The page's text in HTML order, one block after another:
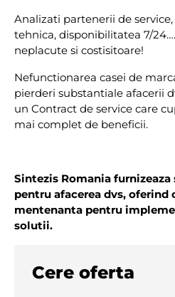
Analizati partenerii de
tehnica, disponibilitatea 7/
neplacute si costisitoare!
Nefunctionarea casei de
pierderi substantiale afacerii
un Contract de service care
mai complet de beneficii.
Sintezis Romania
pentru afacerea dvs, oferind
mentenanta pentru
solutii.
Cere oferta